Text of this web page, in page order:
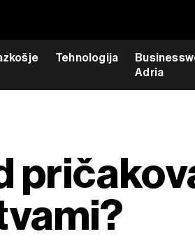
Tehnologija
Adria